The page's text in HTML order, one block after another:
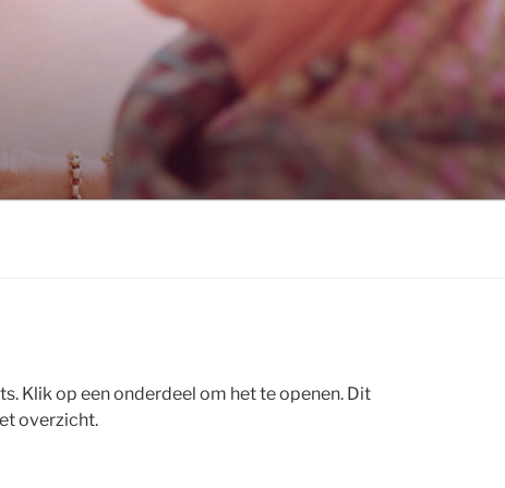
Klik op een onderdeel om het te openen. Dit
overzicht.